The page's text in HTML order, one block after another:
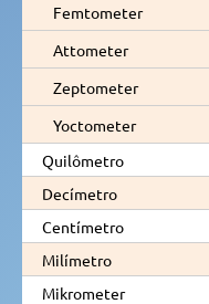
Femtometer
Attometer
Zeptometer
Yoctometer
Quilômetro
Decímetro
Centímetro
Milímetro
Mikrometer